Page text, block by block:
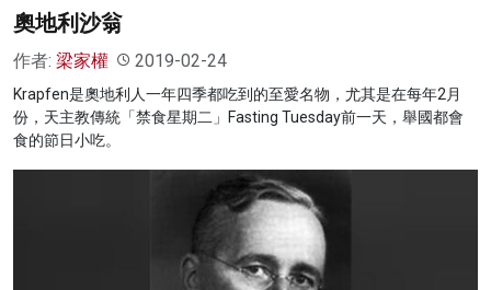
奧地利沙翁
作者: 梁家權 2019-02-24
Krapfen是奧地利人一年四季都吃到的至愛名物，尤其是在每年2月
份，天主教傳統「禁食星期二」Fasting Tuesday前一天，舉國都會
食的節日小吃。